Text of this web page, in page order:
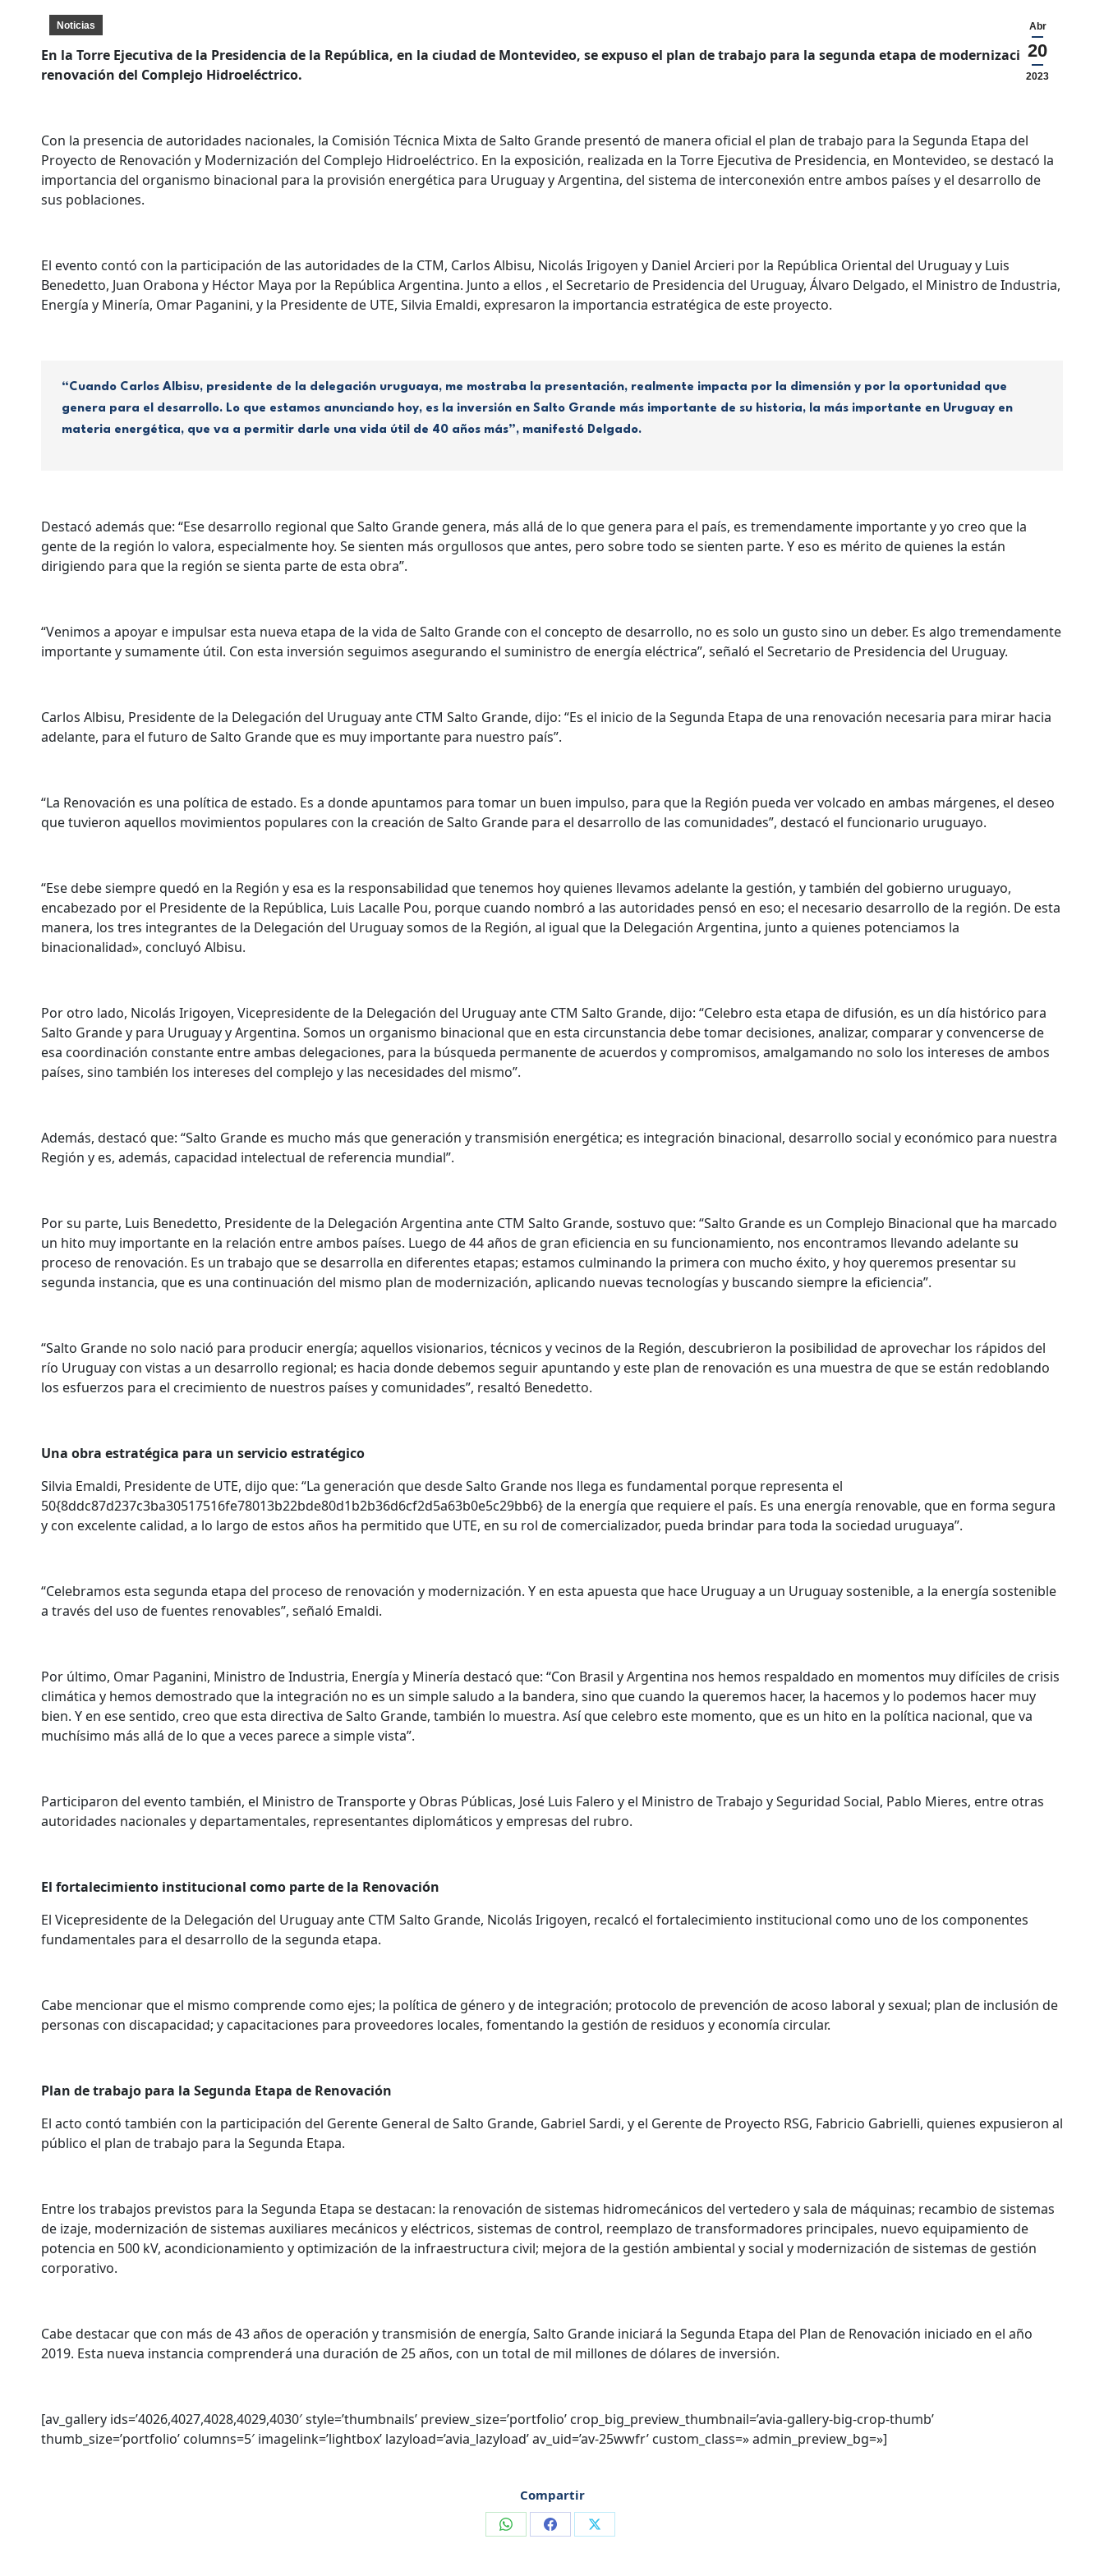
Abr
20
2023
Noticias
En la Torre Ejecutiva de la Presidencia de la República, en la ciudad de Montevideo, se expuso el plan de trabajo para la segunda etapa de modernización y
renovación del Complejo Hidroeléctrico.
Con la presencia de autoridades nacionales, la Comisión Técnica Mixta de Salto Grande presentó de manera oficial el plan de trabajo para la Segunda Etapa del
Proyecto de Renovación y Modernización del Complejo Hidroeléctrico. En la exposición, realizada en la Torre Ejecutiva de Presidencia, en Montevideo, se destacó la
importancia del organismo binacional para la provisión energética para Uruguay y Argentina, del sistema de interconexión entre ambos países y el desarrollo de
sus poblaciones.
El evento contó con la participación de las autoridades de la CTM, Carlos Albisu, Nicolás Irigoyen y Daniel Arcieri por la República Oriental del Uruguay y Luis
Benedetto, Juan Orabona y Héctor Maya por la República Argentina. Junto a ellos , el Secretario de Presidencia del Uruguay, Álvaro Delgado, el Ministro de Industria,
Energía y Minería, Omar Paganini, y la Presidente de UTE, Silvia Emaldi, expresaron la importancia estratégica de este proyecto.
“Cuando Carlos Albisu, presidente de la delegación uruguaya, me mostraba la presentación, realmente impacta por la dimensión y por la oportunidad que
genera para el desarrollo. Lo que estamos anunciando hoy, es la inversión en Salto Grande más importante de su historia, la más importante en Uruguay en
materia energética, que va a permitir darle una vida útil de 40 años más”, manifestó Delgado.
Destacó además que: “Ese desarrollo regional que Salto Grande genera, más allá de lo que genera para el país, es tremendamente importante y yo creo que la
gente de la región lo valora, especialmente hoy. Se sienten más orgullosos que antes, pero sobre todo se sienten parte. Y eso es mérito de quienes la están
dirigiendo para que la región se sienta parte de esta obra”.
“Venimos a apoyar e impulsar esta nueva etapa de la vida de Salto Grande con el concepto de desarrollo, no es solo un gusto sino un deber. Es algo tremendamente
importante y sumamente útil. Con esta inversión seguimos asegurando el suministro de energía eléctrica”, señaló el Secretario de Presidencia del Uruguay.
Carlos Albisu, Presidente de la Delegación del Uruguay ante CTM Salto Grande, dijo: “Es el inicio de la Segunda Etapa de una renovación necesaria para mirar hacia
adelante, para el futuro de Salto Grande que es muy importante para nuestro país”.
“La Renovación es una política de estado. Es a donde apuntamos para tomar un buen impulso, para que la Región pueda ver volcado en ambas márgenes, el deseo
que tuvieron aquellos movimientos populares con la creación de Salto Grande para el desarrollo de las comunidades”, destacó el funcionario uruguayo.
“Ese debe siempre quedó en la Región y esa es la responsabilidad que tenemos hoy quienes llevamos adelante la gestión, y también del gobierno uruguayo,
encabezado por el Presidente de la República, Luis Lacalle Pou, porque cuando nombró a las autoridades pensó en eso; el necesario desarrollo de la región. De esta
manera, los tres integrantes de la Delegación del Uruguay somos de la Región, al igual que la Delegación Argentina, junto a quienes potenciamos la
binacionalidad», concluyó Albisu.
Por otro lado, Nicolás Irigoyen, Vicepresidente de la Delegación del Uruguay ante CTM Salto Grande, dijo: “Celebro esta etapa de difusión, es un día histórico para
Salto Grande y para Uruguay y Argentina. Somos un organismo binacional que en esta circunstancia debe tomar decisiones, analizar, comparar y convencerse de
esa coordinación constante entre ambas delegaciones, para la búsqueda permanente de acuerdos y compromisos, amalgamando no solo los intereses de ambos
países, sino también los intereses del complejo y las necesidades del mismo”.
Además, destacó que: “Salto Grande es mucho más que generación y transmisión energética; es integración binacional, desarrollo social y económico para nuestra
Región y es, además, capacidad intelectual de referencia mundial”.
Por su parte, Luis Benedetto, Presidente de la Delegación Argentina ante CTM Salto Grande, sostuvo que: “Salto Grande es un Complejo Binacional que ha marcado
un hito muy importante en la relación entre ambos países. Luego de 44 años de gran eficiencia en su funcionamiento, nos encontramos llevando adelante su
proceso de renovación. Es un trabajo que se desarrolla en diferentes etapas; estamos culminando la primera con mucho éxito, y hoy queremos presentar su
segunda instancia, que es una continuación del mismo plan de modernización, aplicando nuevas tecnologías y buscando siempre la eficiencia”.
“Salto Grande no solo nació para producir energía; aquellos visionarios, técnicos y vecinos de la Región, descubrieron la posibilidad de aprovechar los rápidos del
río Uruguay con vistas a un desarrollo regional; es hacia donde debemos seguir apuntando y este plan de renovación es una muestra de que se están redoblando
los esfuerzos para el crecimiento de nuestros países y comunidades”, resaltó Benedetto.
Una obra estratégica para un servicio estratégico
Silvia Emaldi, Presidente de UTE, dijo que: “La generación que desde Salto Grande nos llega es fundamental porque representa el
50{8ddc87d237c3ba30517516fe78013b22bde80d1b2b36d6cf2d5a63b0e5c29bb6} de la energía que requiere el país. Es una energía renovable, que en forma segura
y con excelente calidad, a lo largo de estos años ha permitido que UTE, en su rol de comercializador, pueda brindar para toda la sociedad uruguaya”.
“Celebramos esta segunda etapa del proceso de renovación y modernización. Y en esta apuesta que hace Uruguay a un Uruguay sostenible, a la energía sostenible
a través del uso de fuentes renovables”, señaló Emaldi.
Por último, Omar Paganini, Ministro de Industria, Energía y Minería destacó que: “Con Brasil y Argentina nos hemos respaldado en momentos muy difíciles de crisis
climática y hemos demostrado que la integración no es un simple saludo a la bandera, sino que cuando la queremos hacer, la hacemos y lo podemos hacer muy
bien. Y en ese sentido, creo que esta directiva de Salto Grande, también lo muestra. Así que celebro este momento, que es un hito en la política nacional, que va
muchísimo más allá de lo que a veces parece a simple vista”.
Participaron del evento también, el Ministro de Transporte y Obras Públicas, José Luis Falero y el Ministro de Trabajo y Seguridad Social, Pablo Mieres, entre otras
autoridades nacionales y departamentales, representantes diplomáticos y empresas del rubro.
El fortalecimiento institucional como parte de la Renovación
El Vicepresidente de la Delegación del Uruguay ante CTM Salto Grande, Nicolás Irigoyen, recalcó el fortalecimiento institucional como uno de los componentes
fundamentales para el desarrollo de la segunda etapa.
Cabe mencionar que el mismo comprende como ejes; la política de género y de integración; protocolo de prevención de acoso laboral y sexual; plan de inclusión de
personas con discapacidad; y capacitaciones para proveedores locales, fomentando la gestión de residuos y economía circular.
Plan de trabajo para la Segunda Etapa de Renovación
El acto contó también con la participación del Gerente General de Salto Grande, Gabriel Sardi, y el Gerente de Proyecto RSG, Fabricio Gabrielli, quienes expusieron al
público el plan de trabajo para la Segunda Etapa.
Entre los trabajos previstos para la Segunda Etapa se destacan: la renovación de sistemas hidromecánicos del vertedero y sala de máquinas; recambio de sistemas
de izaje, modernización de sistemas auxiliares mecánicos y eléctricos, sistemas de control, reemplazo de transformadores principales, nuevo equipamiento de
potencia en 500 kV, acondicionamiento y optimización de la infraestructura civil; mejora de la gestión ambiental y social y modernización de sistemas de gestión
corporativo.
Cabe destacar que con más de 43 años de operación y transmisión de energía, Salto Grande iniciará la Segunda Etapa del Plan de Renovación iniciado en el año
2019. Esta nueva instancia comprenderá una duración de 25 años, con un total de mil millones de dólares de inversión.
[av_gallery ids=’4026,4027,4028,4029,4030′ style=’thumbnails’ preview_size=’portfolio’ crop_big_preview_thumbnail=’avia-gallery-big-crop-thumb’
thumb_size=’portfolio’ columns=5′ imagelink=’lightbox’ lazyload=’avia_lazyload’ av_uid=’av-25wwfr’ custom_class=» admin_preview_bg=»]
Compartir
CompartirCompartirCompartir